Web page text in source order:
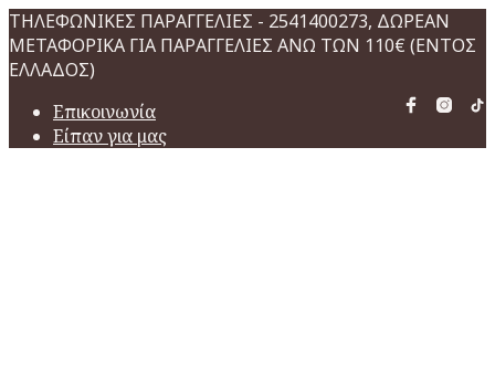
ΤΗΛΕΦΩΝΙΚΕΣ ΠΑΡΑΓΓΕΛΙΕΣ - 2541400273, ΔΩΡΕΑΝ
ΜΕΤΑΦΟΡΙΚΑ ΓΙΑ ΠΑΡΑΓΓΕΛΙΕΣ ΑΝΩ ΤΩΝ 110€ (ΕΝΤΟΣ
ΕΛΛΑΔΟΣ)
Επικοινωνία
Είπαν για μας